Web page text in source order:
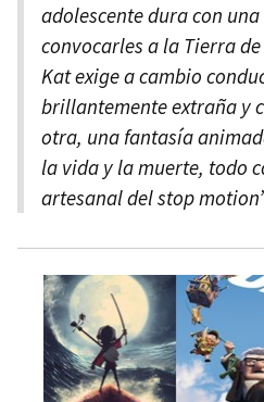
adolescente dura con
convocarles a la Tierra
Kat exige a cambio
brillantemente extraña y
otra, una fantasía
la vida y la muerte, todo
artesanal del stop